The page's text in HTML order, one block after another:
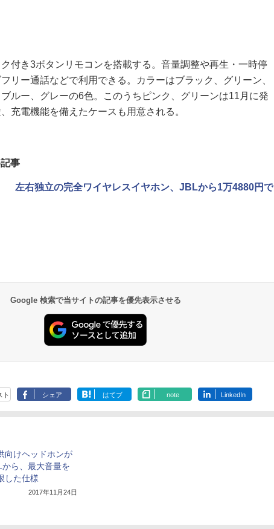
付き3ボタンリモコンを搭載する。音量調整や再生・一時停
リー通話などで利用できる。カラーはブラック、グリーン、
ルー、グレーの6色。このうちピンク、グリーンは11月に発
充電機能を備えたケースも用意される。
事
左右独立の完全ワイヤレスイヤホン、JBLから1万4880円で
Google 検索で当サイトの記事を優先表示させる
ト シェア はてブ note LinkedIn
向けヘッドホンが
から、最大音量を
した仕様
2017年11月24日